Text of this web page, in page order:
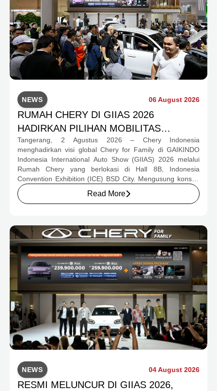
NEWS 06 August 2026
RUMAH CHERY DI GIIAS 2026
HADIRKAN PILIHAN MOBILITAS
LENGKAP DAN PROGRAM APRESIASI
KONSUMEN BERNILAI HAMPIR RP1
MILIAR
Tangerang, 2 Agustus 2026 – Chery Indonesia
menghadirkan visi global Chery for Family di GAIKINDO
Indonesia International Auto Show (GIIAS) 2026 melalui
Rumah Chery yang berlokasi di Hall 8B, Indonesia
Convention Exhibition (ICE) BSD City. Mengusung konsep
rumah yang hangat dan inklusif, Chery menghadirkan
pengalaman menyeluruh bagi keluarga Indonesia melalui
program apresiasi untuk konsumen.
Read More
NEWS 04 August 2026
RESMI MELUNCUR DI GIIAS 2026,